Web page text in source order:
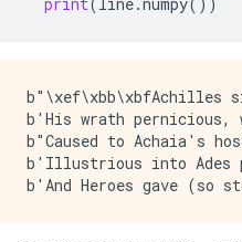
b"\xef\xbb\xbfAchilles
b'His wrath pernicious,
b"Caused to Achaia's
b'Illustrious into Ades